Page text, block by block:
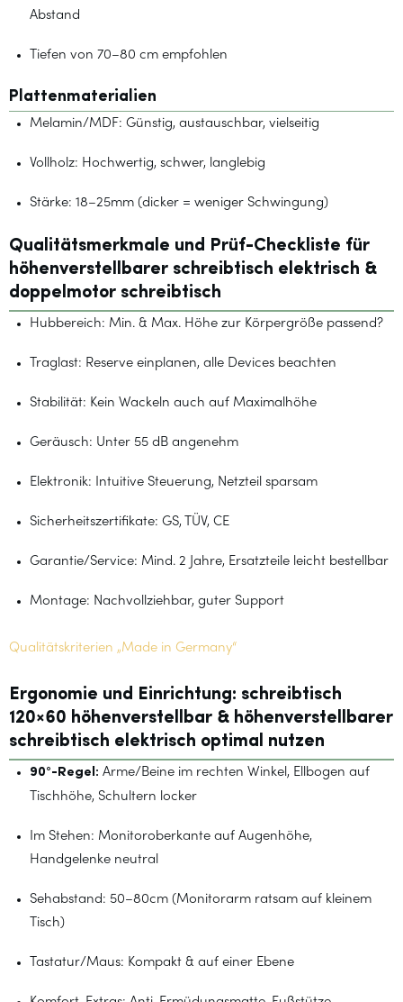
Abstand
Tiefen von 70–80 cm empfohlen
Plattenmaterialien
Melamin/MDF: Günstig, austauschbar, vielseitig
Vollholz: Hochwertig, schwer, langlebig
Stärke: 18–25mm (dicker = weniger Schwingung)
Qualitätsmerkmale und Prüf-Checkliste für
höhenverstellbarer schreibtisch elektrisch &
doppelmotor schreibtisch
Hubbereich: Min. & Max. Höhe zur Körpergröße passend?
Traglast: Reserve einplanen, alle Devices beachten
Stabilität: Kein Wackeln auch auf Maximalhöhe
Geräusch: Unter 55 dB angenehm
Elektronik: Intuitive Steuerung, Netzteil sparsam
Sicherheitszertifikate: GS, TÜV, CE
Garantie/Service: Mind. 2 Jahre, Ersatzteile leicht bestellbar
Montage: Nachvollziehbar, guter Support
Qualitätskriterien „Made in Germany“
Ergonomie und Einrichtung: schreibtisch
120×60 höhenverstellbar & höhenverstellbarer
schreibtisch elektrisch optimal nutzen
90°-Regel: Arme/Beine im rechten Winkel, Ellbogen auf
Tischhöhe, Schultern locker
Im Stehen: Monitoroberkante auf Augenhöhe,
Handgelenke neutral
Sehabstand: 50–80cm (Monitorarm ratsam auf kleinem
Tisch)
Tastatur/Maus: Kompakt & auf einer Ebene